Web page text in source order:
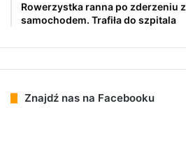
Rowerzystka ranna po zderzeniu z
samochodem. Trafiła do szpitala
Znajdź nas na Facebooku